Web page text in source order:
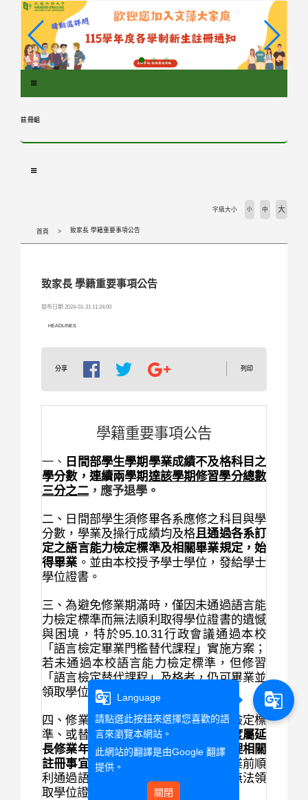
註冊組
首頁 致家長 學籍重要事項公告
字級大小 小 中 大
致家長 學籍重要事項公告
發布日期 2024-01-31 11:24:00
HEADLINES
分享 列印
學籍重要事項公告
一、 日間部學生學期學業成績不及格科目之
學分數，連續兩學期達該學期修習學分總數
三分之二 ，應予退學。
二、日間部學生須修畢各系應修之科目與學
分數，學業及操行成績均及格且通過各系訂
定之語言能力檢定標準及相關畢業規定，始
得畢業 。並由本校授予學士學位，發給學士
學位證書。
三、為避免修業期滿時，僅因未通過語言能
力檢定標準而無法順利取得學位證書的遺憾
與困境，特於95.10.31行政會議通過本校
「語言檢定畢業門檻替代課程」實施方案；
若未通過本校語言能力檢定標準 ，但修習
「語言檢定替代課程」及格者，仍可畢業並
領取學位證書。
四、修業期滿尚未通過各系語言能力檢定標
準 、 或替代課程也未通過者， 翌學年度屬延
長修業年限學生，仍須按學則規定辦理相關
註冊事宜。敬請家長督促貴子弟於畢業前順
利通過語言檢定，以避免修業期滿卻無法領
取學位證書的遺憾。
g_translate
Language
請點選此按鈕來選擇您喜歡的語
言來瀏覽本網站。
此網站的翻譯是由Google 翻譯
提供。
關閉
g_translate